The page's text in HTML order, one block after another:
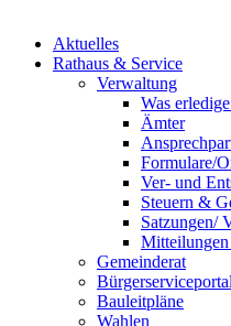
Aktuelles
Rathaus & Service
Verwaltung
Was
Ämter
Formulare/
Ver- und
Steuern &
Satzungen/
Mitteilungen
Gemeinderat
Bürgerserviceportal
Bauleitpläne
Wahlen